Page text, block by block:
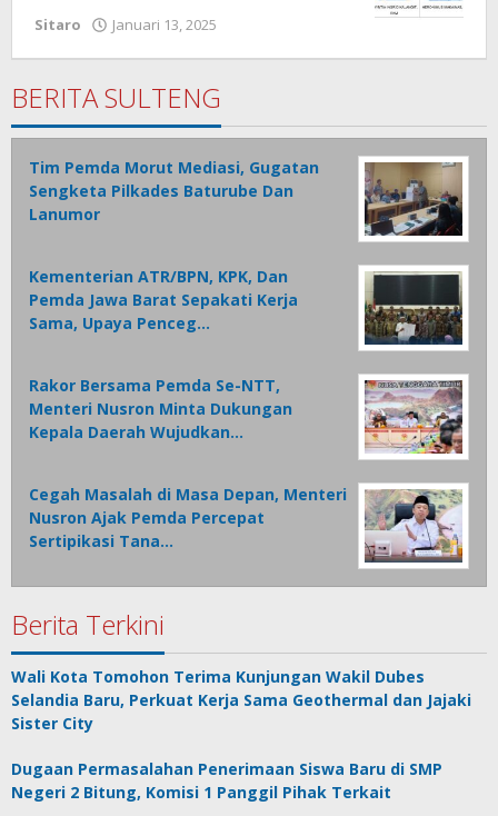
Sitaro Januari 13, 2025
BERITA SULTENG
Tim Pemda Morut Mediasi, Gugatan
Sengketa Pilkades Baturube Dan
Lanumor
Kementerian ATR/BPN, KPK, Dan
Pemda Jawa Barat Sepakati Kerja
Sama, Upaya Penceg…
Rakor Bersama Pemda Se-NTT,
Menteri Nusron Minta Dukungan
Kepala Daerah Wujudkan…
Cegah Masalah di Masa Depan, Menteri
Nusron Ajak Pemda Percepat
Sertipikasi Tana…
Berita Terkini
Wali Kota Tomohon Terima Kunjungan Wakil Dubes
Selandia Baru, Perkuat Kerja Sama Geothermal dan Jajaki
Sister City
Dugaan Permasalahan Penerimaan Siswa Baru di SMP
Negeri 2 Bitung, Komisi 1 Panggil Pihak Terkait